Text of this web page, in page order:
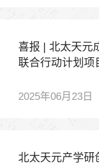
喜报 | 北太天元
联合行动计划项
2025年06月23日
北太天元产学研